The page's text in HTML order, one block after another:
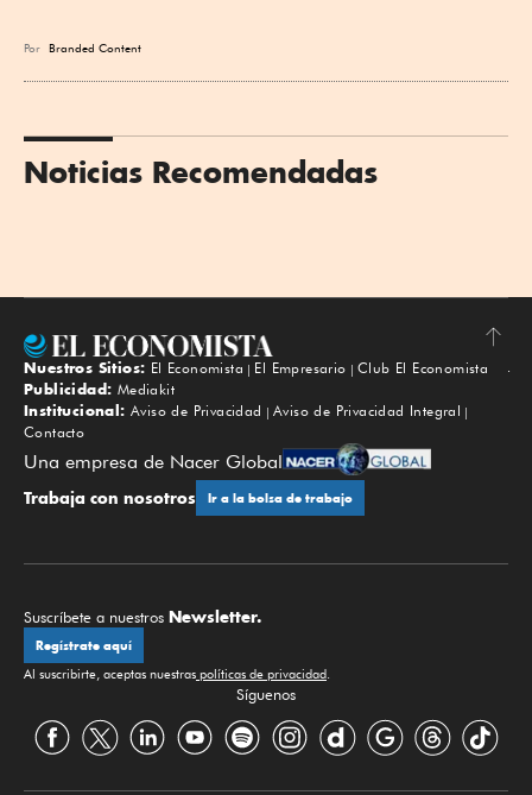
Por Branded Content
Noticias Recomendadas
Subir
Nuestros Sitios: El Economista El Empresario
Club El Economista
Publicidad: Mediakit
Institucional: Aviso de Privacidad
Aviso de Privacidad Integral
Contacto
Una empresa de Nacer Global
Trabaja con nosotros Ir a la bolsa de trabajo
Suscríbete a nuestros Newsletter.
Regístrate aquí
Al suscribirte, aceptas nuestras políticas de privacidad.
Síguenos